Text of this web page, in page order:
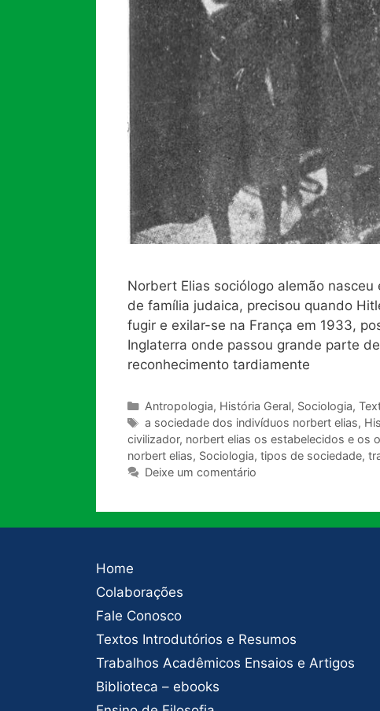
Norbert Elias sociólogo alemão
de família judaica, precisou quando
fugir e exilar-se na França em 1933,
Inglaterra onde passou grande parte
reconhecimento tardiamente
Categorias
Antropologia, História Geral, Sociologia,
Tags
a sociedade dos indivíduos norbert elias,
civilizador, norbert elias os estabelecidos e os
norbert elias, Sociologia, tipos de sociedade,
Deixe um comentário
Home
Colaborações
Fale Conosco
Textos Introdutórios e Resumos
Trabalhos Acadêmicos Ensaios e Artigos
Biblioteca – ebooks